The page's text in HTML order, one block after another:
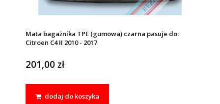
Mata bagażnika TPE (gumowa) czarna pasuje do:
Citroen C4 II 2010 - 2017
201,00 zł
dodaj do koszyka